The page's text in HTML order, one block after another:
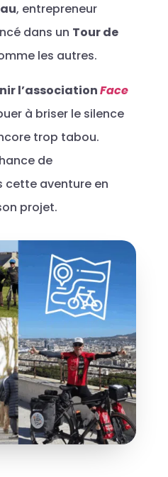
, entrepreneur
dans un Tour de
les autres.
l’associationFace
à briser le silence
trop tabou.
de
cette aventure en
projet.